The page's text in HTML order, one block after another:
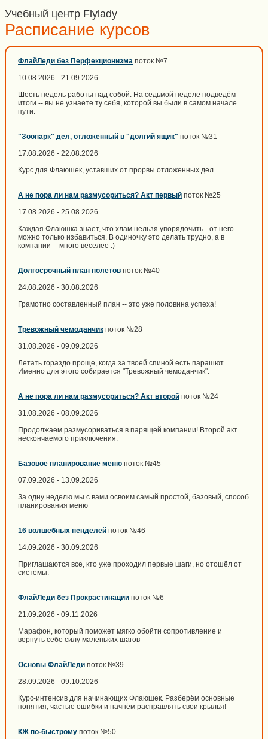
Учебный центр Flylady
Расписание курсов
ФлайЛеди без Перфекционизма поток №7
10.08.2026 - 21.09.2026
Шесть недель работы над собой. На седьмой неделе подведём
итоги -- вы не узнаете ту себя, которой вы были в самом начале
пути.
"Зоопарк" дел, отложенный в "долгий ящик" поток №31
17.08.2026 - 22.08.2026
Курс для Флаюшек, уставших от прорвы отложенных дел.
А не пора ли нам размусориться? Акт первый поток №25
17.08.2026 - 25.08.2026
Каждая Флаюшка знает, что хлам нельзя упорядочить - от него
можно только избавиться. В одиночку это делать трудно, а в
компании -- много веселее :)
Долгосрочный план полётов поток №40
24.08.2026 - 30.08.2026
Грамотно составленный план -- это уже половина успеха!
Тревожный чемоданчик поток №28
31.08.2026 - 09.09.2026
Летать гораздо проще, когда за твоей спиной есть парашют.
Именно для этого собирается "Тревожный чемоданчик".
А не пора ли нам размусориться? Акт второй поток №24
31.08.2026 - 08.09.2026
Продолжаем размусориваться в парящей компании! Второй акт
нескончаемого приключения.
Базовое планирование меню поток №45
07.09.2026 - 13.09.2026
За одну неделю мы с вами освоим самый простой, базовый, способ
планирования меню
16 волшебных пенделей поток №46
14.09.2026 - 30.09.2026
Приглашаются все, кто уже проходил первые шаги, но отошёл от
системы.
ФлайЛеди без Прокрастинации поток №6
21.09.2026 - 09.11.2026
Марафон, который поможет мягко обойти сопротивление и
вернуть себе силу маленьких шагов
Основы ФлайЛеди поток №39
28.09.2026 - 09.10.2026
Курс-интенсив для начинающих Флаюшек. Разберём основные
понятия, частые ошибки и начнём расправлять свои крылья!
КЖ по-быстрому поток №50